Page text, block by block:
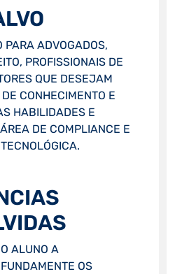
PARA ADVOGADOS,
PROFISSIONAIS DE
QUE DESEJAM
CONHECIMENTO E
HABILIDADES E
DE COMPLIANCE E
ALUNO A
OS